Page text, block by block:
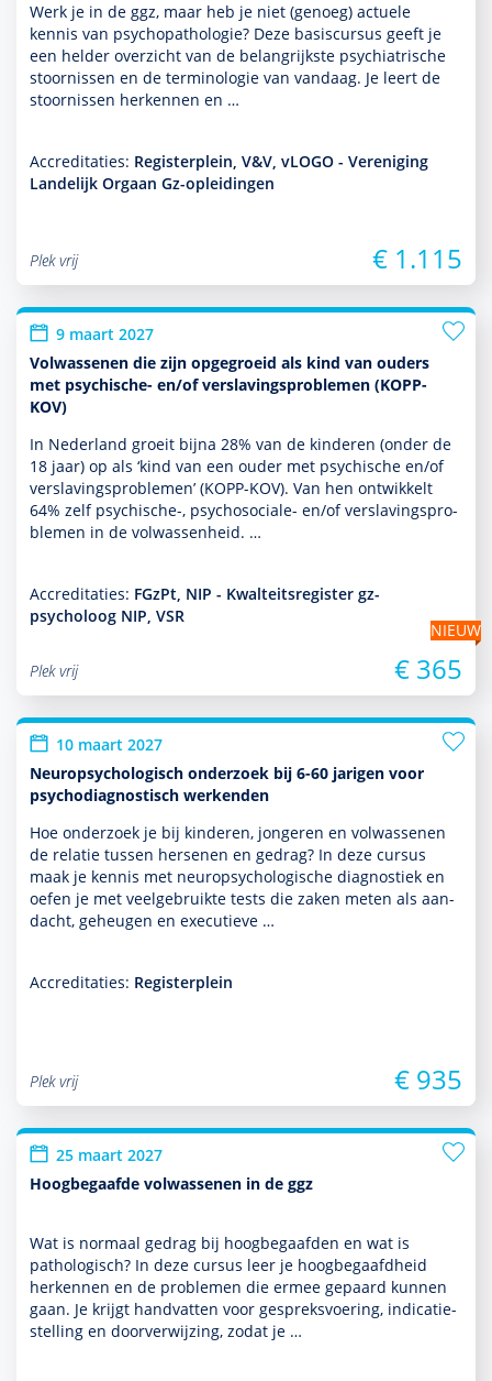
Werk je in de ggz, maar heb je niet (genoeg) actuele
kennis van psycho­patho­logie? Deze basis­cursus geeft je
een helder over­zicht van de belang­rijkste psychia­trische
stoor­nissen en de terminologie van vandaag. Je leert de
stoor­nissen herkennen en …
Accreditaties: Registerplein, V&V, vLOGO - Vereniging
Landelijk Orgaan Gz-opleidingen
Plek vrij € 1.115
9 maart 2027
Volwassenen die zijn opgegroeid als kind van ouders
met psychische- en/of verslavingsproblemen (KOPP-
KOV)
In Nederland groeit bijna 28% van de kin­de­ren (onder de
18 jaar) op als ‘kind van een ouder met psychische en/of
ver­sla­vingspro­ble­men’ (KOPP-KOV). Van hen ontwik­kelt
64% zelf psychische-, psycho­sociale- en/of ver­sla­vingspro­
ble­men in de volwassenheid. …
Accreditaties: FGzPt, NIP - Kwalteitsregister gz-
psycholoog NIP, VSR
NIEUW
Plek vrij
€ 365
10 maart 2027
Neuropsychologisch onderzoek bij 6-60 jarigen voor
psychodiagnostisch werkenden
Hoe onder­zoek je bij kin­de­ren, jongeren en vol­was­senen
de relatie tussen hersenen en gedrag? In deze cursus
maak je kennis met neuro­psycho­logische diag­nos­tiek en
oefen je met veelgebruikte tests die zaken meten als aan­
dacht, geheugen en executieve …
Accreditaties: Registerplein
Plek vrij € 935
25 maart 2027
Hoogbegaafde volwassenen in de ggz
Wat is normaal gedrag bij hoogbegaafden en wat is
pathologisch? In deze cursus leer je hoogbegaafdheid
herkennen en de pro­ble­men die ermee gepaard kunnen
gaan. Je krijgt handvatten voor gespreksvoering, indi­catie­
stel­ling en doorverwijzing, zodat je …